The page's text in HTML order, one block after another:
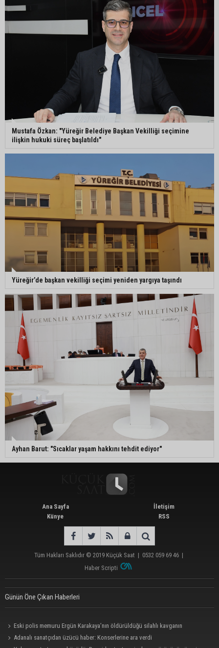
Mustafa Özkan: "Yüreğir Belediye Başkan Vekilliği seçimine
ilişkin hukuki süreç başlatıldı"
Yüreğir’de başkan vekilliği seçimi yeniden yargıya taşındı
Ayhan Barut: "Sıcaklar yaşam hakkını tehdit ediyor"
Ana Sayfa
Künye
İletişim
RSS
Tüm Hakları Saklıdır © 2019 Küçük Saat | 0532 059 69 46 |
Haber Scripti
Günün Öne Çıkan Haberleri
Eski polis memuru Ergün Karakaya’nın öldürüldüğü silahlı kavganın
görüntüleri ortaya çıktı
Adanalı sanatçıdan üzücü haber: Konserlerine ara verdi